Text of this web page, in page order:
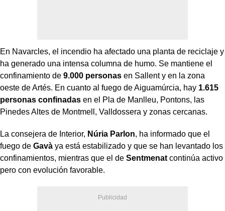
En Navarcles, el incendio ha afectado una planta de reciclaje y
ha generado una intensa columna de humo. Se mantiene el
confinamiento de 9.000 personas en Sallent y en la zona
oeste de Artés. En cuanto al fuego de Aiguamúrcia, hay 1.615
personas confinadas en el Pla de Manlleu, Pontons, las
Pinedes Altes de Montmell, Valldossera y zonas cercanas.
La consejera de Interior, Núria Parlon, ha informado que el
fuego de Gavà ya está estabilizado y que se han levantado los
confinamientos, mientras que el de Sentmenat continúa activo
pero con evolución favorable.